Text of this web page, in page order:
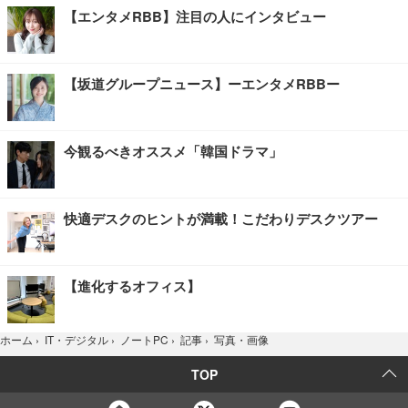
【エンタメRBB】注目の人にインタビュー
【坂道グループニュース】ーエンタメRBBー
今観るべきオススメ「韓国ドラマ」
快適デスクのヒントが満載！こだわりデスクツアー
【進化するオフィス】
ホーム › IT・デジタル › ノートPC › 記事 › 写真・画像
TOP